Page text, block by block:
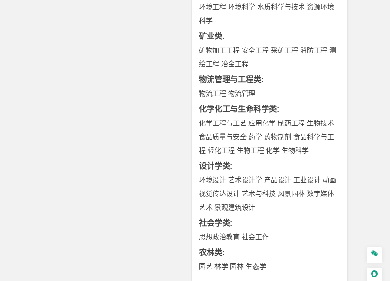
环境工程 环境科学 水质科学与技术 资源环境
科学
矿业类:
矿物加工工程 安全工程 采矿工程 消防工程 测
绘工程 冶金工程
物流管理与工程类:
物流工程 物流管理
化学化工与生命科学类:
化学工程与工艺 应用化学 制药工程 生物技术
食品质量与安全 药学 药物制剂 食品科学与工
程 轻化工程 生物工程 化学 生物科学
设计学类:
环境设计 艺术设计学 产品设计 工业设计 动画
视觉传达设计 艺术与科技 风景园林 数字媒体
艺术 景观建筑设计
社会学类:
思想政治教育 社会工作
农林类:
园艺 林学 园林 生态学

